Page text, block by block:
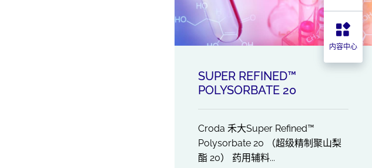
SUPER REFINED™
POLYSORBATE 20
Croda 禾大Super Refined™
Polysorbate 20 （超级精制聚山梨
酯 20） 药用辅料...
内容中心